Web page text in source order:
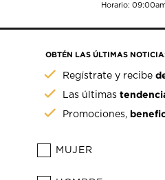
Horario:
OBTÉN LAS ÚLTIMAS
Regístrate y recibe
Las últimas
Promociones,
MUJER